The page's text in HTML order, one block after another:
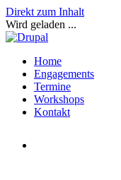
Direkt zum Inhalt
Wird geladen ...
Home
Engagements
Termine
Workshops
Kontakt